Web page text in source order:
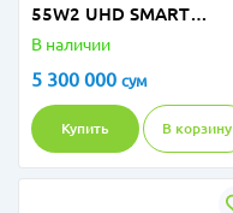
55W2 UHD SMART
webOS TV
В наличии
5 300 000 сум
Купить В корзину